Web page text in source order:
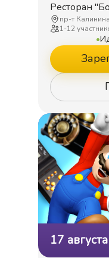
Ресторан
пр-т
1-12
•
17